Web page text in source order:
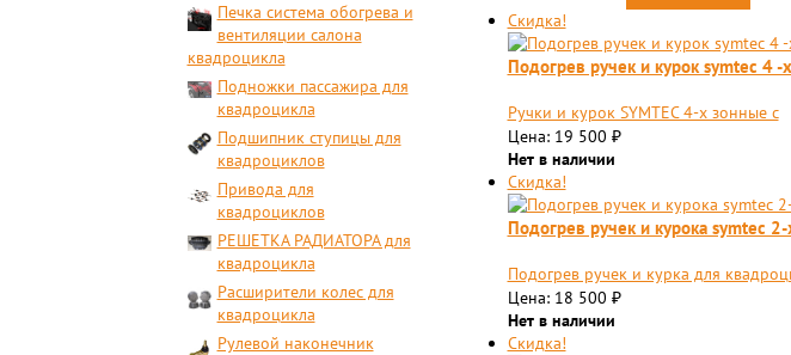
Печка система обогрева и
вентиляции салона
квадроцикла
Подножки пассажира для
квадроцикла
Подшипник ступицы для
квадроциклов
Привода для
квадроциклов
РЕШЕТКА РАДИАТОРА для
квадроцикла
Расширители колес для
квадроцикла
Рулевой наконечник
Скидка!
Подогрев ручек и курок symtec 4 -
Ручки и курок SYMTEC 4-х зонные с
Цена: 19 500 ₽
Нет в наличии
Скидка!
Подогрев ручек и курока symtec
Подогрев ручек и курка для
Цена: 18 500 ₽
Нет в наличии
Скидка!